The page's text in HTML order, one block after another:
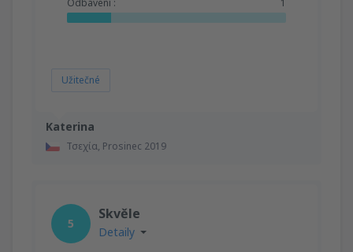
Katerina
Τσεχία, Prosinec 2019
Užitečné
5
Skvěle
Detaily